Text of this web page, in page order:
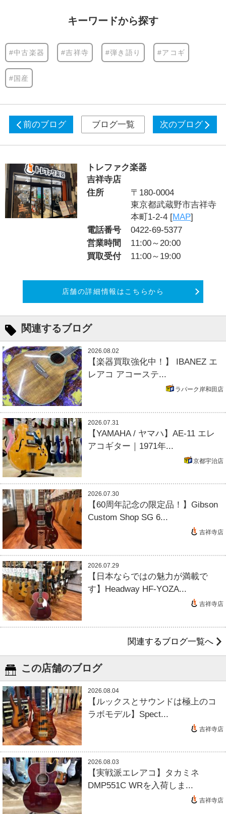
キーワードから探す
#中古楽器 #吉祥寺 #弾き語り #アコギ
#国産
前のブログ ブログ一覧 次のブログ
トレファク楽器
吉祥寺店
住所
〒180-0004
東京都武蔵野市吉祥寺
本町1-2-4 [MAP]
電話番号
0422-69-5377
営業時間
11:00～20:00
買取受付
11:00～19:00
店舗の詳細情報はこちらから
関連するブログ
2026.08.02
【楽器買取強化中！】 IBANEZ エ
レアコ アコーステ...
ラパーク岸和田店
2026.07.31
【YAMAHA / ヤマハ】AE-11 エレ
アコギター｜1971年...
京都宇治店
2026.07.30
【60周年記念の限定品！】Gibson
Custom Shop SG 6...
吉祥寺店
2026.07.29
【日本ならではの魅力が満載で
す】Headway HF-YOZA...
吉祥寺店
関連するブログ一覧へ
この店舗のブログ
2026.08.04
【ルックスとサウンドは極上のコ
ラボモデル】Spect...
吉祥寺店
2026.08.03
【実戦派エレアコ】タカミネ
DMP551C WRを入荷しま...
吉祥寺店